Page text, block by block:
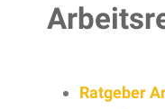
Ratgeber